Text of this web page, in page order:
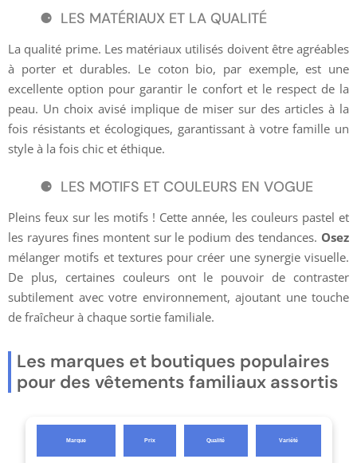
LES MATÉRIAUX ET LA QUALITÉ
La qualité prime. Les matériaux utilisés doivent être agréables
à porter et durables. Le coton bio, par exemple, est une
excellente option pour garantir le confort et le respect de la
peau. Un choix avisé implique de miser sur des articles à la
fois résistants et écologiques, garantissant à votre famille un
style à la fois chic et éthique.
LES MOTIFS ET COULEURS EN VOGUE
Pleins feux sur les motifs ! Cette année, les couleurs pastel et
les rayures fines montent sur le podium des tendances. Osez
mélanger motifs et textures pour créer une synergie visuelle.
De plus, certaines couleurs ont le pouvoir de contraster
subtilement avec votre environnement, ajoutant une touche
de fraîcheur à chaque sortie familiale.
Les marques et boutiques populaires
pour des vêtements familiaux assortis
Marque Prix Qualité Variété